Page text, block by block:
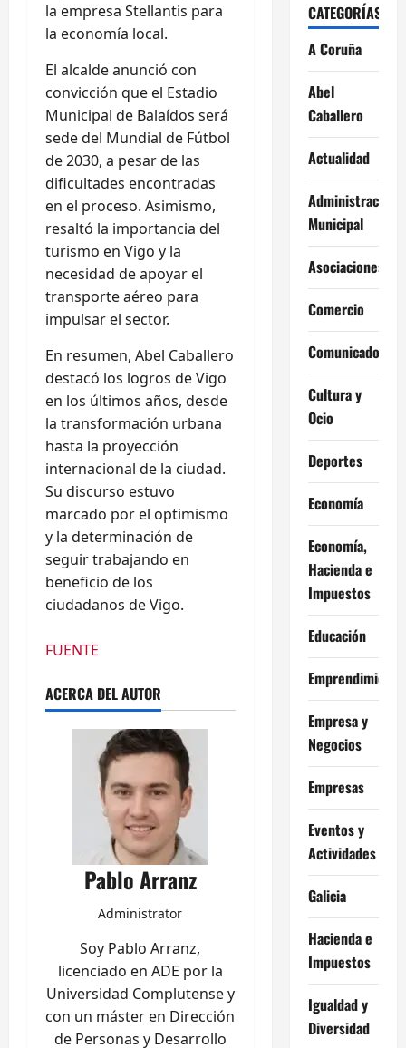
la empresa Stellantis para
la economía local.
El alcalde anunció con
convicción que el Estadio
Municipal de Balaídos será
sede del Mundial de Fútbol
de 2030, a pesar de las
dificultades encontradas
en el proceso. Asimismo,
resaltó la importancia del
turismo en Vigo y la
necesidad de apoyar el
transporte aéreo para
impulsar el sector.
En resumen, Abel Caballero
destacó los logros de Vigo
en los últimos años, desde
la transformación urbana
hasta la proyección
internacional de la ciudad.
Su discurso estuvo
marcado por el optimismo
y la determinación de
seguir trabajando en
beneficio de los
ciudadanos de Vigo.
FUENTE
ACERCA DEL AUTOR
Pablo Arranz
Administrator
Soy Pablo Arranz,
licenciado en ADE por la
Universidad Complutense y
con un máster en Dirección
de Personas y Desarrollo
CATEGORÍAS
A Coruña
Abel
Caballero
Actualidad
Administración
Municipal
Asociaciones
Comercio
Comunicados
Cultura y
Ocio
Deportes
Economía
Economía,
Hacienda e
Impuestos
Educación
Emprendimiento
Empresa y
Negocios
Empresas
Eventos y
Actividades
Galicia
Hacienda e
Impuestos
Igualdad y
Diversidad